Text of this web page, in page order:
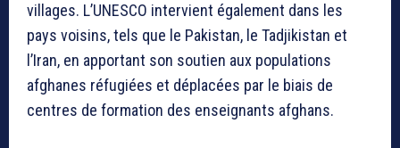
villages. L’UNESCO intervient également dans les
pays voisins, tels que le Pakistan, le Tadjikistan et
l’Iran, en apportant son soutien aux populations
afghanes réfugiées et déplacées par le biais de
centres de formation des enseignants afghans.